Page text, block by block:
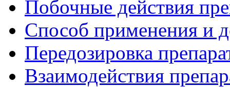
Побочные действия
Способ применения и
Передозировка
Взаимодействия